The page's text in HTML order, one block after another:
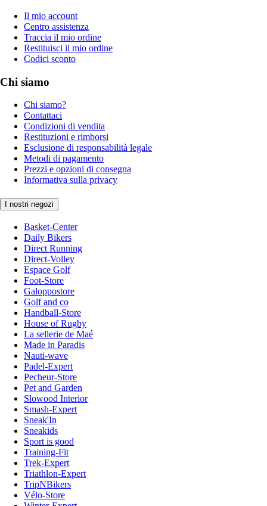
Il mio account
Centro assistenza
Traccia il mio ordine
Restituisci il mio ordine
Codici sconto
Chi siamo
Chi siamo?
Contattaci
Condizioni di vendita
Restituzioni e rimborsi
Esclusione di responsabilità legale
Metodi di pagamento
Prezzi e opzioni di consegna
Informativa sulla privacy
I nostri negozi
Basket-Center
Daily Bikers
Direct Running
Direct-Volley
Espace Golf
Foot-Store
Galoppostore
Golf and co
Handball-Store
House of Rugby
La sellerie de Maé
Made in Paradis
Nauti-wave
Padel-Expert
Pecheur-Store
Pet and Garden
Slowood Interior
Smash-Expert
Sneak'In
Sneakids
Sport is good
Training-Fit
Trek-Expert
Triathlon-Expert
TripNBikers
Vélo-Store